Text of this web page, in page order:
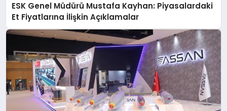
ESK Genel Müdürü Mustafa Kayhan: Piyasalardaki
Et Fiyatlarına İlişkin Açıklamalar